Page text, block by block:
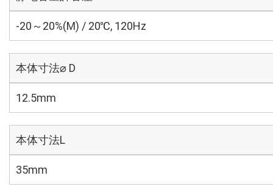
-20～20%(M) / 20℃, 120Hz
本体寸法⌀ D
12.5mm
本体寸法L
35mm